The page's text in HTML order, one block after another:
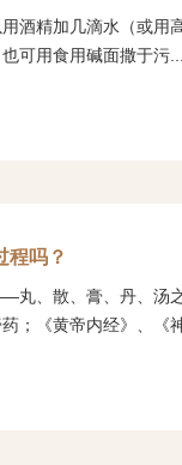
酒精加几滴水（或用
可用食用碱面撒于污...
程吗？
丸、散、膏、丹、汤
；《黄帝内经》、《神